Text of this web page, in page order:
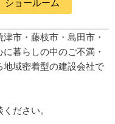
ショールーム
市・藤枝市・島田市・
に暮らしの中のご不満・
地域密着型の建設会社で
ださい。